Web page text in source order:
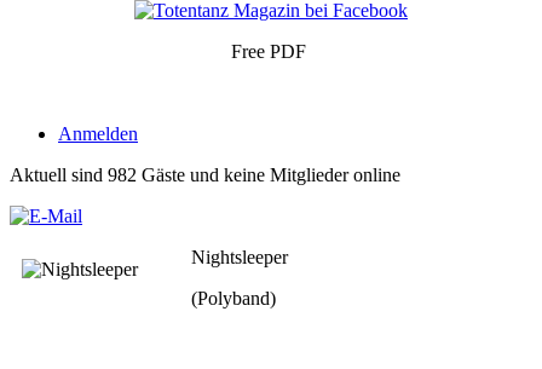
Free PDF
Anmelden
Aktuell sind 982 Gäste und keine Mitglieder online
Nightsleeper
(Polyband)